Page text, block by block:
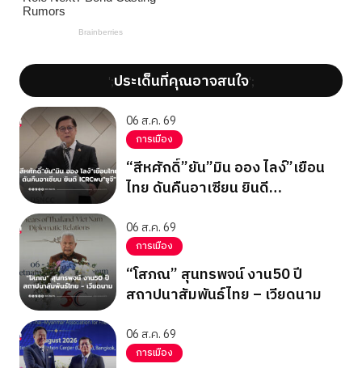
';ประเด็นที่คุณอาจสนใจ';
06 ส.ค. 69
การเมือง
“สีหศักดิ์”ยัน”มิน ออง ไลง์”เยือน
ไทย ดันคืนอาเซียน ยินดี
06 ส.ค. 69
การเมือง
“โสภณ” สุนทรพจน์ งาน50 ปี
สถาปนาสัมพันธ์ไทย – เวียดนาม
06 ส.ค. 69
การเมือง